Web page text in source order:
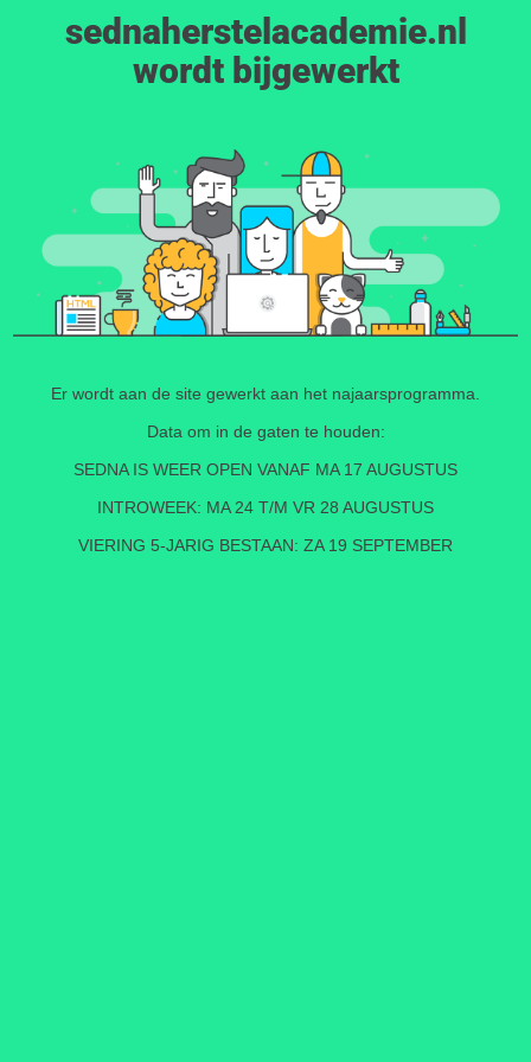
sednaherstelacademie.nl
wordt bijgewerkt
Er wordt aan de site gewerkt aan het najaarsprogramma.
Data om in de gaten te houden:
SEDNA IS WEER OPEN VANAF MA 17 AUGUSTUS
INTROWEEK: MA 24 T/M VR 28 AUGUSTUS
VIERING 5-JARIG BESTAAN: ZA 19 SEPTEMBER